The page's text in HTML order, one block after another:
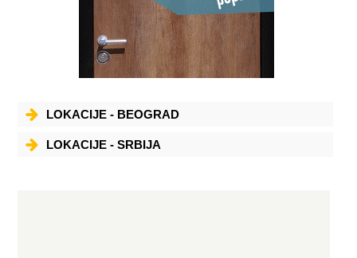
LOKACIJE - BEOGRAD
LOKACIJE - SRBIJA